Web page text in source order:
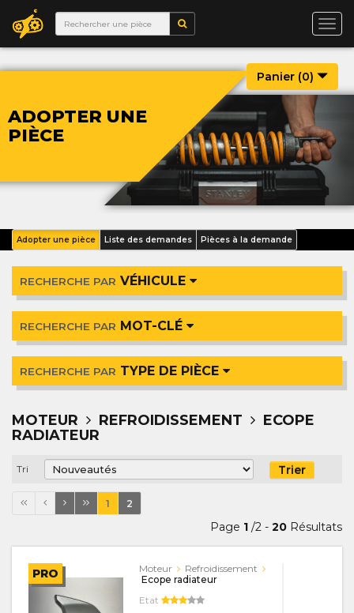
Panier (0)
ADOPTER UNE
PIÈCE
Adopter une pièce Liste des demandes Pièces à la demande
RECHERCHE PAR VÉHICULE
RECHERCHE PAR MOT-CLÉ
RECHERCHE PAR TYPE DE PIÈCE
MOTEUR REFROIDISSEMENT
ECOPE
RADIATEUR
Tri Trier
1 2
Page 1 /2 - 20 Résultats
PRO Moteur
Refroidissement
Ecope radiateur
Etat